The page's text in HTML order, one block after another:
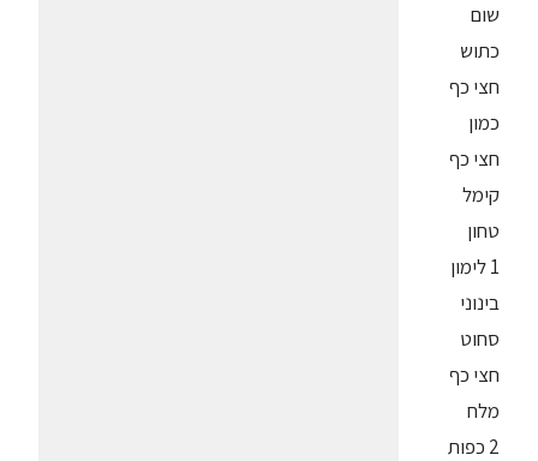
שום
כתוש
חצי כף
כמון
חצי כף
קימל
טחון
1 לימון
בינוני
סחוט
חצי כף
מלח
2 כפות